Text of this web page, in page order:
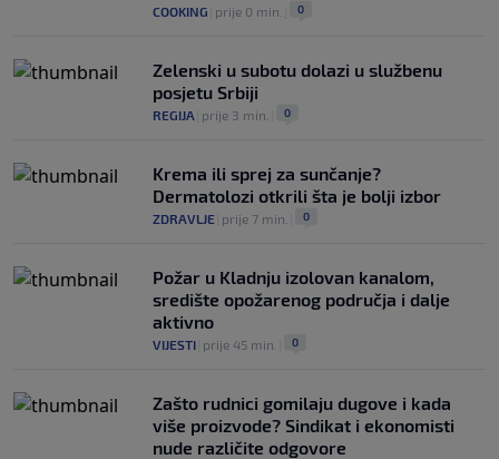
COOKING prije 0 min. 0
Zelenski u subotu dolazi u službenu
posjetu Srbiji
REGIJA prije 3 min. 0
Krema ili sprej za sunčanje?
Dermatolozi otkrili šta je bolji izbor
ZDRAVLJE prije 7 min. 0
Požar u Kladnju izolovan kanalom,
središte opožarenog područja i dalje
aktivno
VIJESTI prije 45 min. 0
Zašto rudnici gomilaju dugove i kada
više proizvode? Sindikat i ekonomisti
nude različite odgovore